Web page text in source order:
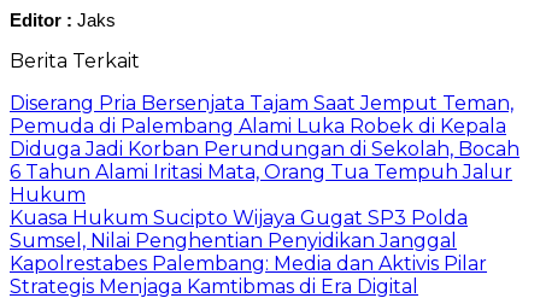
Editor : Jaks
Berita Terkait
Diserang Pria Bersenjata Tajam Saat Jemput Teman,
Pemuda di Palembang Alami Luka Robek di Kepala
Diduga Jadi Korban Perundungan di Sekolah, Bocah
6 Tahun Alami Iritasi Mata, Orang Tua Tempuh Jalur
Hukum
Kuasa Hukum Sucipto Wijaya Gugat SP3 Polda
Sumsel, Nilai Penghentian Penyidikan Janggal
Kapolrestabes Palembang: Media dan Aktivis Pilar
Strategis Menjaga Kamtibmas di Era Digital